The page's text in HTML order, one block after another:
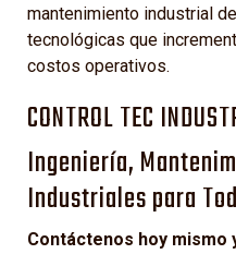
mantenimiento industrial
tecnológicas que
costos operativos.
CONTROL TEC
Ingeniería,
Industriales para
Contáctenos hoy mismo